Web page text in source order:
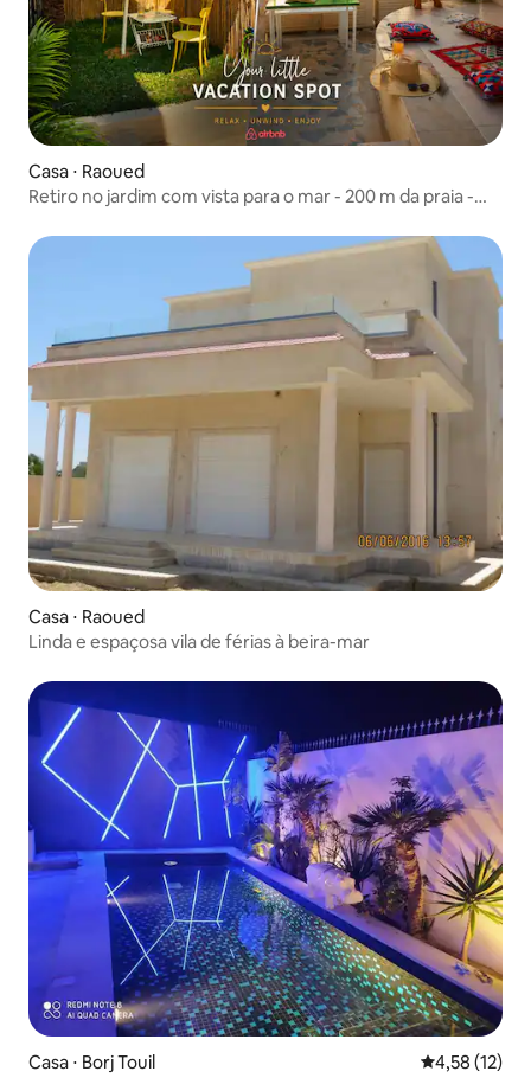
Casa ⋅ Raoued
Retiro no jardim com vista para o mar - 200 m da praia -
Casa ⋅ Raoued
Linda e espaçosa vila de férias à beira-mar
Casa ⋅ Borj Touil 4,58 de uma
4,58 (12)